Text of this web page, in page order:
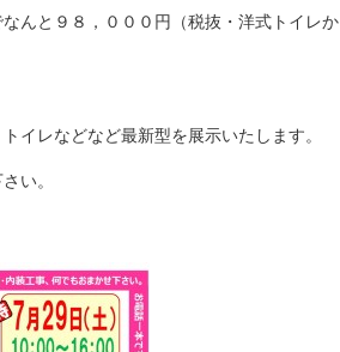
んと９８，０００円（税抜・洋式トイレか
イレなどなど最新型を展示いたします。
い。